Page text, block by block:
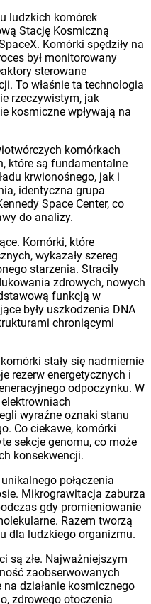
ludzkich komórek
Stację Kosmiczną
Komórki spędziły na
był monitorowany
sterowane
To właśnie ta technologia
rzeczywistym, jak
kosmiczne wpływają na
komórkach
które są fundamentalne
krwionośnego, jak i
identyczna grupa
Space Center, co
do analizy.
Komórki, które
wykazały szereg
starzenia. Straciły
zdrowych, nowych
funkcją w
były uszkodzenia DNA
chroniącymi
stały się nadmiernie
rezerw energetycznych i
odpoczynku. W
wyraźne oznaki stanu
Co ciekawe, komórki
sekcje genomu, co może
konsekwencji.
połączenia
Mikrograwitacja zaburza
gdy promieniowanie
Razem tworzą
dla ludzkiego organizmu.
są złe. Najważniejszym
zaobserwowanych
działanie kosmicznego
zdrowego otoczenia